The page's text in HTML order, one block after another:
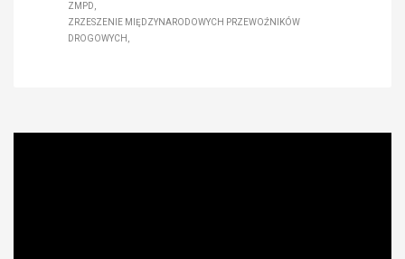
ZMPD
ZRZESZENIE MIĘDZYNARODOWYCH PRZEWOŹNIKÓW
DROGOWYCH